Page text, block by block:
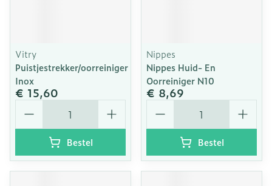
Vitry
Puistjestrekker/oorreiniger
Inox
€ 15,60
Aantal
Bestel
Nippes
Nippes Huid- En
Oorreiniger N10
€ 8,69
Aantal
Bestel